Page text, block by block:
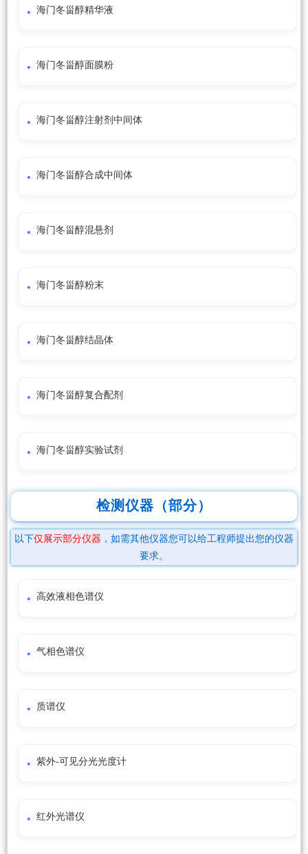
海门冬甾醇精华液
海门冬甾醇面膜粉
海门冬甾醇注射剂中间体
海门冬甾醇合成中间体
海门冬甾醇混悬剂
海门冬甾醇粉末
海门冬甾醇结晶体
海门冬甾醇复合配剂
海门冬甾醇实验试剂
检测仪器（部分）
以下仅展示部分仪器 ，如需其他仪器您可以给工程师提出您的仪器
要求。
高效液相色谱仪
气相色谱仪
质谱仪
紫外-可见分光光度计
红外光谱仪